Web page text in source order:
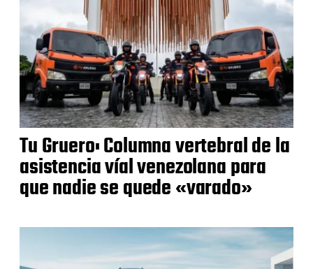
Tu Gruero: Columna vertebral de la
asistencia víal venezolana para
que nadie se quede «varado»